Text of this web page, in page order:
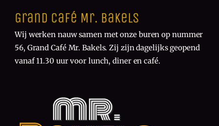
Grand Café Mr. Bakels
Wij werken nauw samen met onze buren op nummer
56, Grand Café Mr. Bakels. Zij zijn dagelijks geopend
vanaf 11.30 uur voor lunch, diner en café.